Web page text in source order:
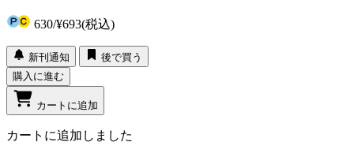
630/¥693(税込)
新刊通知
後で買う
購入に進む
カートに追加
カートに追加しました